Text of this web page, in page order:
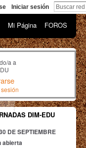
Iniciar sesión
Mi Página FOROS
a a
DIM-EDU
DE SEPTIEMBRE
abierta